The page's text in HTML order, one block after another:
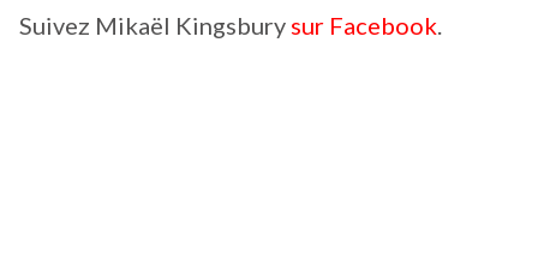
Suivez Mikaël Kingsbury sur Facebook